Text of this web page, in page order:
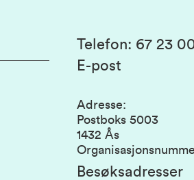
Telefon: 67 23
E-post
Adresse:
Postboks 5003
1432 Ås
Besøksadresser